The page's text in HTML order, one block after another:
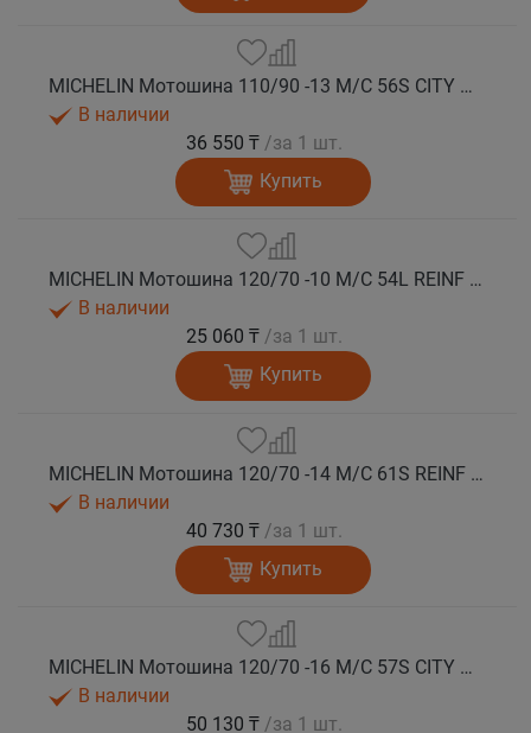
MICHELIN Мотошина 110/90 -13 M/C 56S CITY GRIP 2 F TL
В наличии
36 550 ₸ /за 1 шт.
Купить
MICHELIN Мотошина 120/70 -10 M/C 54L REINF CITY GRIP 2 R TL
В наличии
25 060 ₸ /за 1 шт.
Купить
MICHELIN Мотошина 120/70 -14 M/C 61S REINF CITY GRIP 2 F/R TL
В наличии
40 730 ₸ /за 1 шт.
Купить
MICHELIN Мотошина 120/70 -16 M/C 57S CITY GRIP 2 F TL
В наличии
50 130 ₸ /за 1 шт.